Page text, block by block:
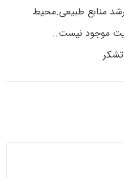
منابع طبیعی.محیط